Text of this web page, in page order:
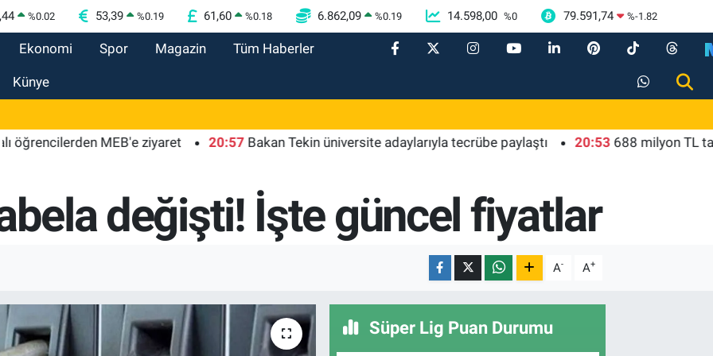
%0.02 53,39 %0.19 61,60 %0.18 6.862,09 %0.19 14.598,00 %0 79.591,74 %-1.82
Ekonomi Spor Magazin Tüm Haberler
Künye
MEB'e ziyaret 20:57 Bakan Tekin üniversite adaylarıyla tecrübe paylaştı 20:53 688 milyon TL
değişti! İşte güncel fiyatlar
A- A+
Süper Lig Puan Durumu